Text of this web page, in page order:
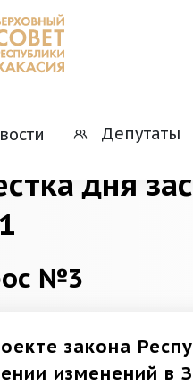
Депутаты
дня
№3
закона
изменений в